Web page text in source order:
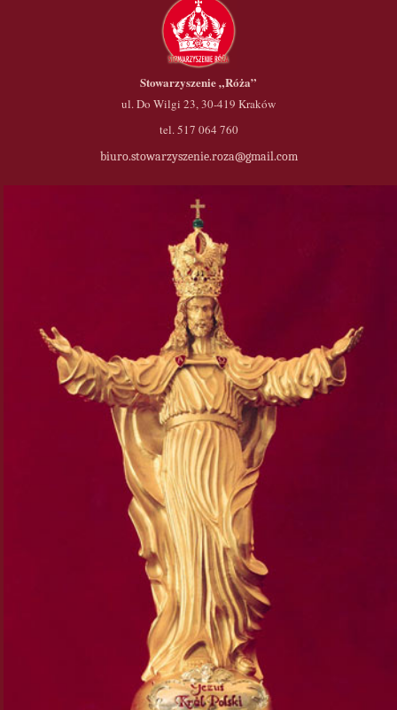
Stowarzyszenie„Róża”
ul. Do Wilgi 23, 30-419 Kraków
tel. 517 064 760
biuro.stowarzyszenie.roza@gmail.com